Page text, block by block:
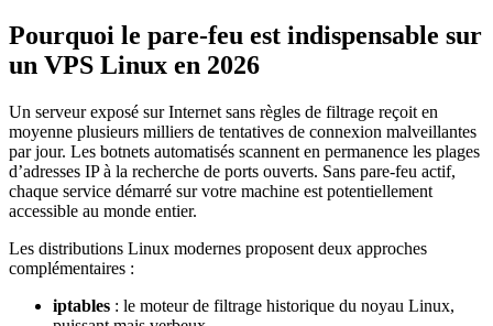
Pourquoi le pare-feu est indispensable sur
un VPS Linux en 2026
Un serveur exposé sur Internet sans règles de filtrage reçoit en
moyenne plusieurs milliers de tentatives de connexion malveillantes
par jour. Les botnets automatisés scannent en permanence les plages
d’adresses IP à la recherche de ports ouverts. Sans pare-feu actif,
chaque service démarré sur votre machine est potentiellement
accessible au monde entier.
Les distributions Linux modernes proposent deux approches
complémentaires :
iptables : le moteur de filtrage historique du noyau Linux,